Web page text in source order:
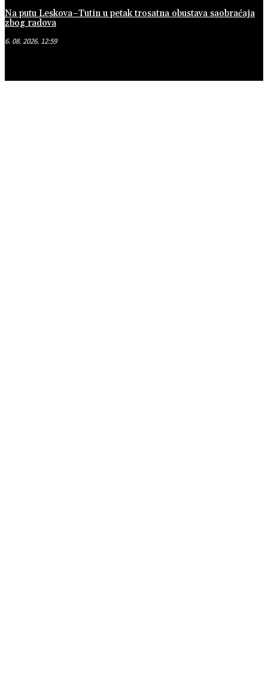
Na putu Leskova–Tutin u petak trosatna obustava saobraćaja
zbog radova
6. 08. 2026. 12:59